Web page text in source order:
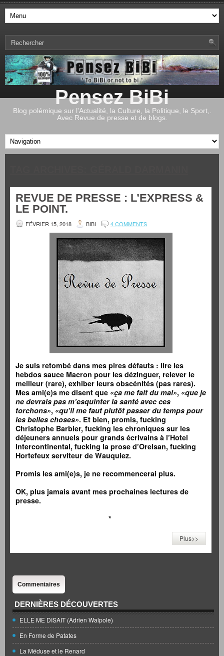
Pensez BiBi
Blog polémique sur l'Actualité, la Culture, la Politique, le Sport,.
Avec Revue de presse et de blogs.
REVUE DE PRESSE : L’EXPRESS &
LE POINT.
FÉVRIER 15, 2018 BIBI 4 COMMENTS
Je suis retombé dans mes pires défauts : lire les
hebdos sauce Macron pour les dézinguer, relever le
meilleur (rare), exhiber leurs obscénités (pas rares).
Mes ami(e)s me disent que «ça me fait du mal», «que je
ne devrais pas m’esquinter la santé avec ces
torchons», «qu’il me faut plutôt passer du temps pour
les belles choses». Et bien, promis, fucking
Christophe Barbier, fucking les chroniques sur les
déjeuners annuels pour grands écrivains à l’Hotel
Intercontinental, fucking la prose d’Orelsan, fucking
Hortefeux serviteur de Wauquiez.
Promis les ami(e)s, je ne recommencerai plus.
OK, plus jamais avant mes prochaines lectures de
presse.
*
Plus>>
Commentaires
DERNIÈRES DÉCOUVERTES
ELLE ME DISAIT (Adrien Walpole)
En Forme de Patates
La Méduse et le Renard